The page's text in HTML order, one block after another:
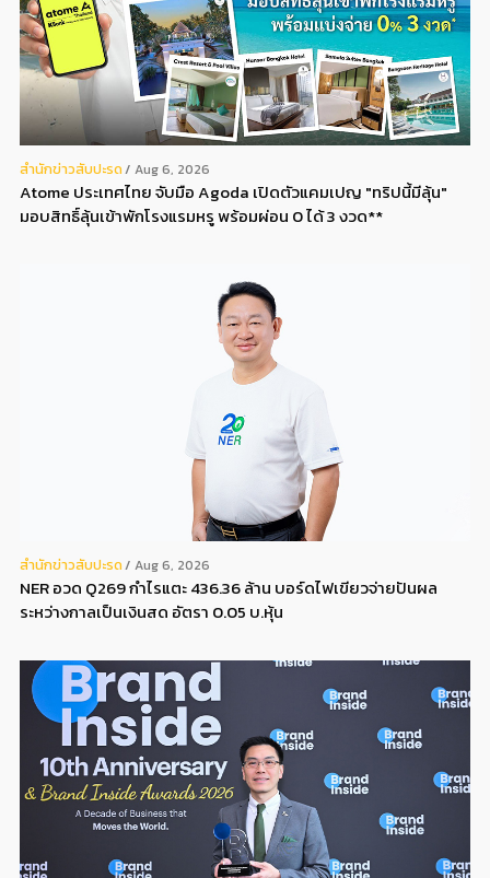
สํานักข่าวสับปะรด Aug 6, 2026
Atome ประเทศไทย จับมือ Agoda เปิดตัวแคมเปญ "ทริปนี้มีลุ้น"
มอบสิทธิ์ลุ้นเข้าพักโรงแรมหรู พร้อมผ่อน 0 ได้ 3 งวด**
สํานักข่าวสับปะรด Aug 6, 2026
NER อวด Q269 กำไรแตะ 436.36 ล้าน บอร์ดไฟเขียวจ่ายปันผล
ระหว่างกาลเป็นเงินสด อัตรา 0.05 บ.หุ้น